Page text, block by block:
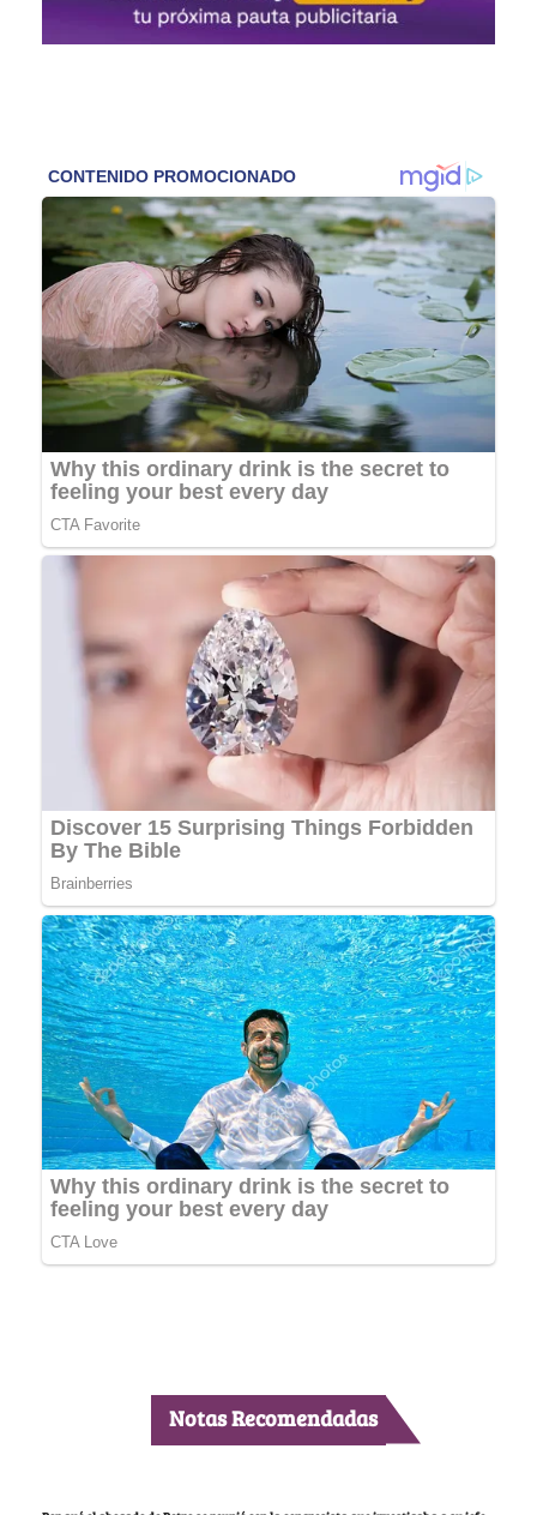
Notas Recomendadas